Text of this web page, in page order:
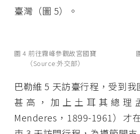
臺灣（圖 5）。
圖 4 前往霧峰參觀故宮國寶
（Source:外交部）
巴勒維 5 天訪臺行程，受到
甚高，加上土耳其總理
Menderes，1899-1961）才